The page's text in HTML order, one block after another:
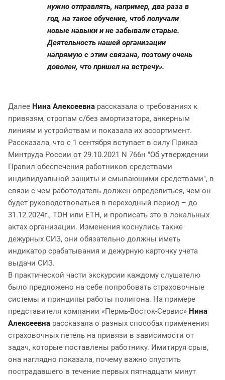
нужно отправлять, например, два раза в
год, на такое обучение, чтоб получали
новые навыки и не забывали старые.
Деятельность нашей организации
напрямую с этим связана, поэтому очень
доволен, что пришел на встречу».
Далее Нина Алексеевна рассказала о требованиях к
привязям, стропам с/без амортизатора, анкерным
линиям и устройствам и показала их ассортимент.
Рассказала, что с 1 сентября вступает в силу Приказ
Минтруда России от 29.10.2021 N 766н "Об утверждении
Правил обеспечения работников средствами
индивидуальной защиты и смывающими средствами", в
связи с чем работодатель должен определиться, чем он
будет руководствоваться в переходный период – до
31.12.2024г., ТОН или ЕТН, и прописать это в локальных
актах организации. Изменения коснулись также
дежурных СИЗ, они обязательно должны иметь
индикатор срабатывания и дежурную карточку учета
выдачи СИЗ.
В практической части экскурсии каждому слушателю
было предложено на себе попробовать страховочные
системы и принципы работы полигона. На примере
представителя компании «Пермь-Восток-Сервис» Нина
Алексеевна рассказала о разных способах применения
страховочных петель на привязи в зависимости от
задач, которые поставлены работнику. Имитируя срыв,
она наглядно показала, почему важно спустить
пострадавшего в течение первых пятнадцати минут